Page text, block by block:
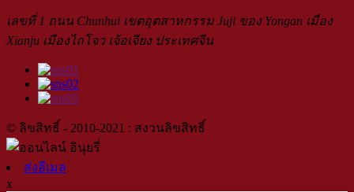
เลขที่ 1 ถนน Chunhui เขตอุตสาหกรรม Juji ของ Yongan เมือง
Xianju เมืองไถโจว เจ้อเจียง ประเทศจีน
© ลิขสิทธิ์ - 2010-2021 : สงวนลิขสิทธิ์
ส่งอีเมล
x